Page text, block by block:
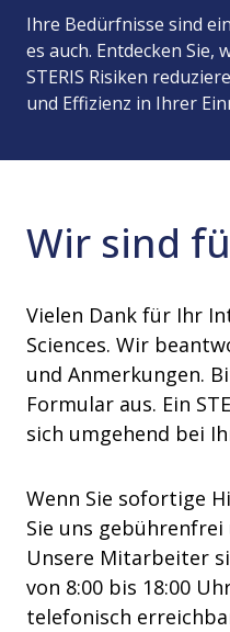
Ihre Bedürfnisse sind
es auch. Entdecken
STERIS Risiken
und Effizienz in Ihrer
Wir sind
Vielen Dank für Ihr
Sciences. Wir
und Anmerkungen.
Formular aus. Ein
sich umgehend bei
Wenn Sie sofortige
Sie uns gebührenfrei
Unsere Mitarbeiter
von 8:00 bis 18:00
telefonisch